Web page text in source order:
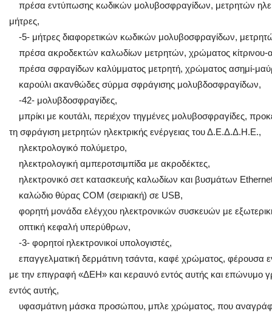
πρέσα εντύπωσης κωδικών μολυβοσφραγίδων, μετρητών
μήτρες,
-5- μήτρες διαφορετικών κωδικών μολυβοσφραγίδων,
πρέσα ακροδεκτών καλωδίων μετρητών, χρώματος κίτρινου-
πρέσα σφραγίδων καλύμματος μετρητή, χρώματος ασημί-
καρούλι ακανθώδες σύρμα σφράγισης μολυβδοσφραγίδων,
-42- μολυβδοσφραγίδες,
μπρίκι με κουτάλι, περιέχον τηγμένες μολυβοσφραγίδες,
τη σφράγιση μετρητών ηλεκτρικής ενέργειας του Δ.Ε.Δ.Δ.Η.Ε.,
ηλεκτρολογικό πολύμετρο,
ηλεκτρολογική αμπεροτσιμπίδα με ακροδέκτες,
ηλεκτρονικό σετ κατασκευής καλωδίων και βυσμάτων
καλώδιο θύρας COM (σειριακή) σε USB,
φορητή μονάδα ελέγχου ηλεκτρονικών συσκευών με
οπτική κεφαλή υπερύθρων,
-3- φορητοί ηλεκτρονικοί υπολογιστές,
επαγγελματική δερμάτινη τσάντα, καφέ χρώματος, φέρουσα
με την επιγραφή «ΔΕΗ» και κεραυνό εντός αυτής και επώνυμο
εντός αυτής,
υφασμάτινη μάσκα προσώπου, μπλε χρώματος, που